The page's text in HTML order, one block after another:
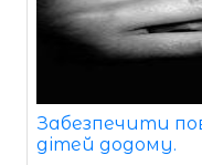
Забезпечити
дітей додому.